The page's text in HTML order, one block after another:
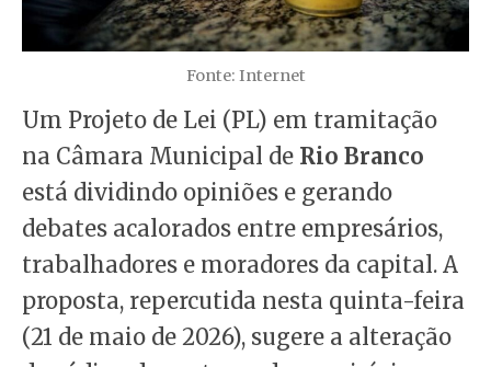
Fonte: Internet
Um Projeto de Lei (PL) em tramitação
na Câmara Municipal de Rio Branco
está dividindo opiniões e gerando
debates acalorados entre empresários,
trabalhadores e moradores da capital. A
proposta, repercutida nesta quinta-feira
(21 de maio de 2026), sugere a alteração